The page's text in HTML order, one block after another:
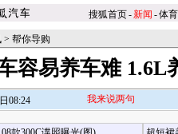
搜狐首页-新闻 -体育
> 帮你导购
容易养车难 1.6L
08:24 我来说两句